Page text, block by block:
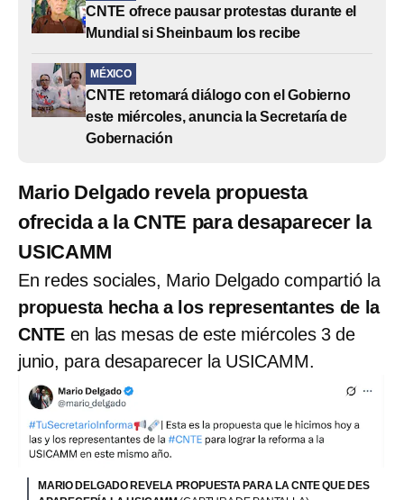
CNTE ofrece pausar protestas durante el
Mundial si Sheinbaum los recibe
MÉXICO
CNTE retomará diálogo con el Gobierno
este miércoles, anuncia la Secretaría de
Gobernación
Mario Delgado revela propuesta
ofrecida a la CNTE para desaparecer la
USICAMM
En redes sociales, Mario Delgado compartió la
propuesta hecha a los representantes de la
CNTE en las mesas de este miércoles 3 de
junio, para desaparecer la USICAMM.
MARIO DELGADO REVELA PROPUESTA PARA LA CNTE QUE DES